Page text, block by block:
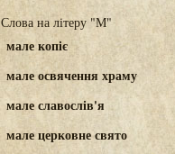
Слова на літеру "М"
мале копіє
мале освячення храму
мале славослів'я
мале церковне свято